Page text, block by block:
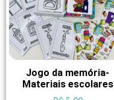
Jogo da memória-
Materiais escolares